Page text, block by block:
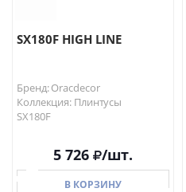
SX180F HIGH LINE
Бренд: Oracdecor
Коллекция: Плинтусы
SX180F
5 726 /шт.
В КОРЗИНУ